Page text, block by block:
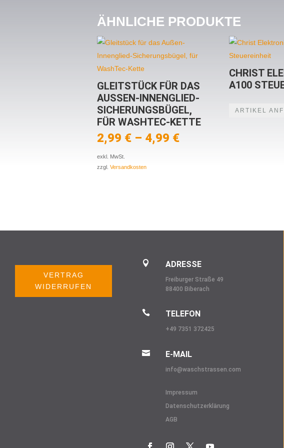
ÄHNLICHE PRODUKTE
GLEITSTÜCK FÜR DAS
AUSSEN-INNENGLIED-S
ICHERUNGSBÜGEL, F
ÜR WASHTEC-KETTE
2,99 € – 4,99 €
exkl. MwSt.
zzgl.Versandkosten
CHRIST
A100
ARTIKEL
VERTRAG
WIDERRUFEN
 ADRESSE
Freiburger Straße 49
88400 Biberach
 TELEFON
+49 7351 372425
 E-MAIL
info@waschstrassen.com
Impressum
Datenschutzerklärung
AGB